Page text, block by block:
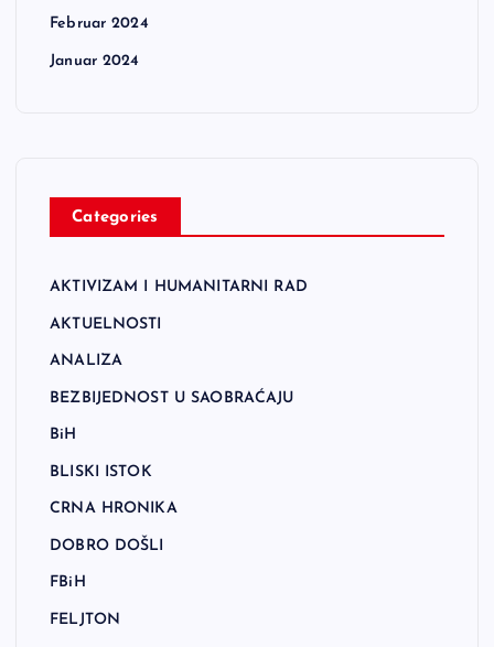
Februar 2024
Januar 2024
Categories
AKTIVIZAM I HUMANITARNI RAD
AKTUELNOSTI
ANALIZA
BEZBIJEDNOST U SAOBRAĆAJU
BiH
BLISKI ISTOK
CRNA HRONIKA
DOBRO DOŠLI
FBiH
FELJTON